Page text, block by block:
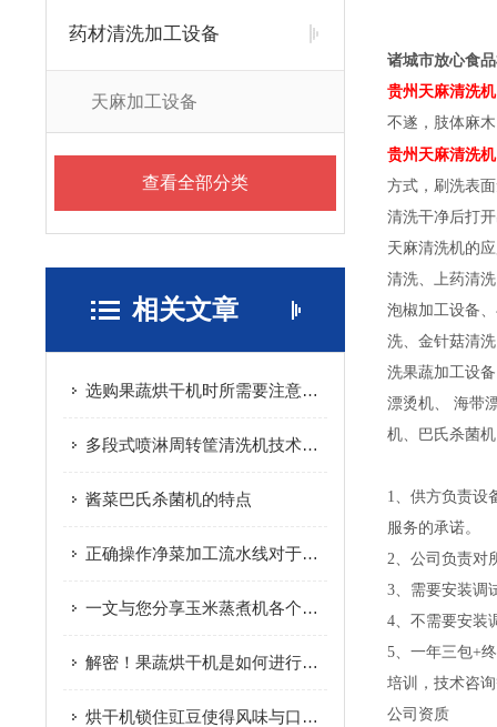
药材清洗加工设备
天麻加工设备
查看全部分类
相关文章
选购果蔬烘干机时所需要注意的重要事项介绍
多段式喷淋周转筐清洗机技术应用与结构设计
酱菜巴氏杀菌机的特点
正确操作净菜加工流水线对于保证食品安全和质量至关重要
一文与您分享玉米蒸煮机各个组成部件所起到的作用
解密！果蔬烘干机是如何进行工作的
烘干机锁住豇豆使得风味与口感 令人回味无穷
诸城市放心食
贵州天麻清洗
不遂，肢体麻
贵州天麻清洗
方式，刷洗表
清洗干净后打
天麻清洗机的
清洗、上药清
泡椒加工设备
洗、金针菇清
洗果蔬加工设
漂烫机、 海带
机、巴氏杀菌
1、供方负责设
服务的承诺。
2、公司负责对
3、需要安装调
4、不需要安装
5、一年三包+
培训，技术咨
公司资质